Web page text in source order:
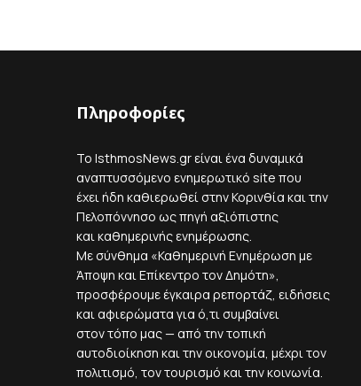
Πληροφορίες
Το IsthmosNews.gr είναι ένα δυναμικά
αναπτυσσόμενο ενημερωτικό site που
έχει ήδη καθιερωθεί στην Κορινθία και την
Πελοπόννησο ως πηγή αξιόπιστης
και καθημερινής ενημέρωσης.
Με σύνθημα «Καθημερινή Ενημέρωση με
Άποψη και Επίκεντρο τον Δημότη»,
προσφέρουμε έγκαιρα ρεπορτάζ, ειδήσεις
και αφιερώματα για ό,τι συμβαίνει
στον τόπο μας — από την τοπική
αυτοδιοίκηση και την οικονομία, μέχρι τον
πολιτισμό, τον τουρισμό και την κοινωνία.